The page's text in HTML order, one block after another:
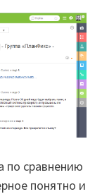
по сравнению
понятно и